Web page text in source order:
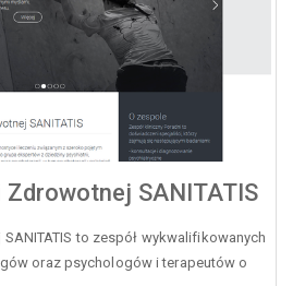
Zdrowotnej SANITATIS
to zespół wykwalifikowanych
oraz psychologów i terapeutów o